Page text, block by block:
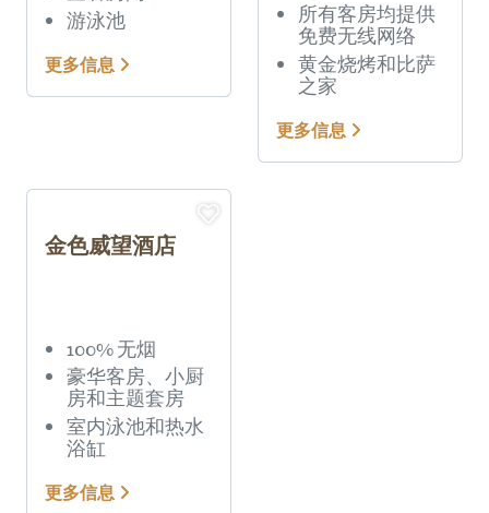
游泳池
更多信息
所有客房均提供
免费无线网络
黄金烧烤和比萨
之家
更多信息
金色威望酒店
100% 无烟
豪华客房、小厨
房和主题套房
室内泳池和热水
浴缸
更多信息